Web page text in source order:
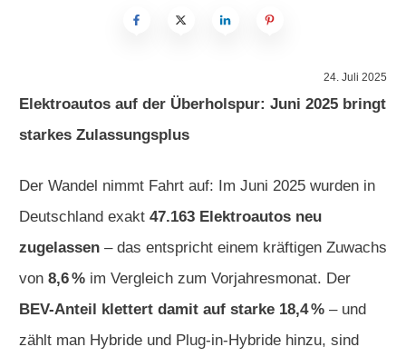
24. Juli 2025
Elektroautos auf der Überholspur: Juni 2025 bringt
starkes Zulassungsplus
Der Wandel nimmt Fahrt auf: Im Juni 2025 wurden in
Deutschland exakt 47.163 Elektroautos neu
zugelassen – das entspricht einem kräftigen Zuwachs
von 8,6 % im Vergleich zum Vorjahresmonat. Der
BEV-Anteil klettert damit auf starke 18,4 % – und
zählt man Hybride und Plug-in-Hybride hinzu, sind